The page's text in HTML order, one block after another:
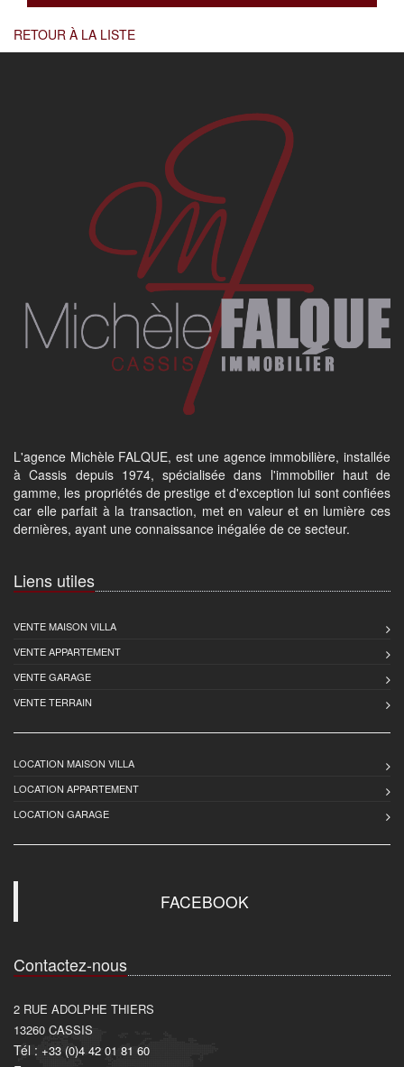
RETOUR À LA LISTE
L'agence Michèle FALQUE, est une agence immobilière, installée
à Cassis depuis 1974, spécialisée dans l'immobilier haut de
gamme, les propriétés de prestige et d'exception lui sont confiées
car elle parfait à la transaction, met en valeur et en lumière ces
dernières, ayant une connaissance inégalée de ce secteur.
Liens utiles
VENTE MAISON VILLA
VENTE APPARTEMENT
VENTE GARAGE
VENTE TERRAIN
LOCATION MAISON VILLA
LOCATION APPARTEMENT
LOCATION GARAGE
FACEBOOK
Contactez-nous
2 RUE ADOLPHE THIERS
13260 CASSIS
Tél : +33 (0)4 42 01 81 60